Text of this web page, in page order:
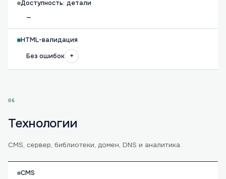
Доступность: детали
—
HTML-валидация
Без ошибок
+
06
Технологии
CMS, сервер, библиотеки, домен, DNS и аналитика.
CMS